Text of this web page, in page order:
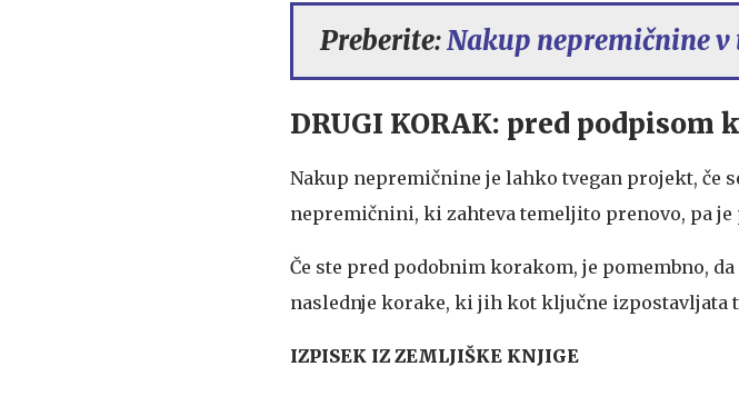
Preberite:Nakup nepremičnine
DRUGI KORAK: pred podpisom
Nakup nepremičnine je lahko tvegan projekt, če
nepremičnini, ki zahteva temeljito prenovo, pa je
Če ste pred podobnim korakom, je pomembno,
naslednje korake, ki jih kot ključne izpostavljata
IZPISEK IZ ZEMLJIŠKE KNJIGE